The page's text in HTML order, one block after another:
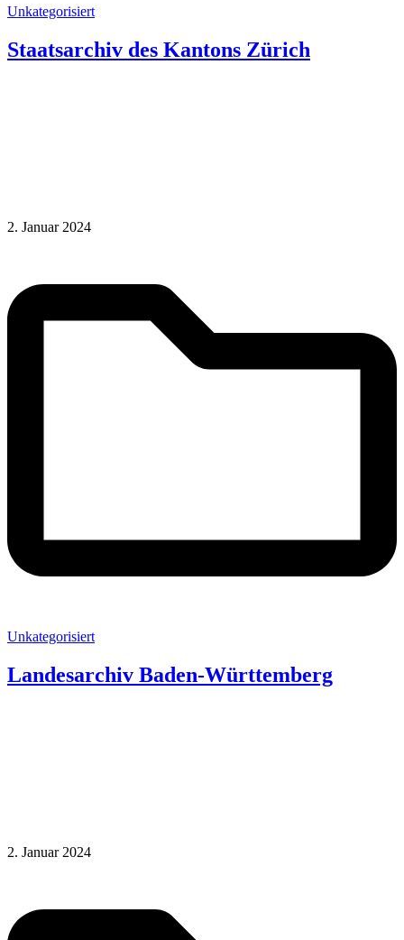
Unkategorisiert
Staatsarchiv des Kantons Zürich
2. Januar 2024
Unkategorisiert
Landesarchiv Baden-Württemberg
2. Januar 2024